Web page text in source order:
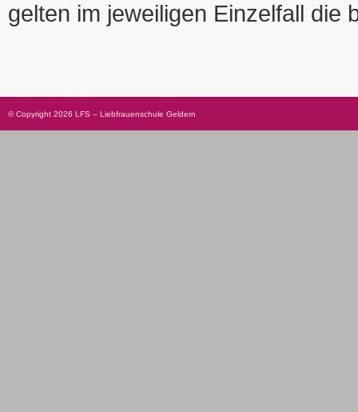
gelten im jeweiligen Einzelfall die
© Copyright 2026 LFS – Liebfrauenschule Geldern